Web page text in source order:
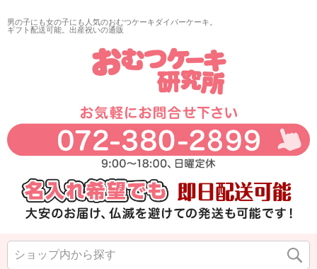
男の子にも女の子にも人気のおむつケーキダイパーケーキ。
ギフト配送可能。出産祝いの通販